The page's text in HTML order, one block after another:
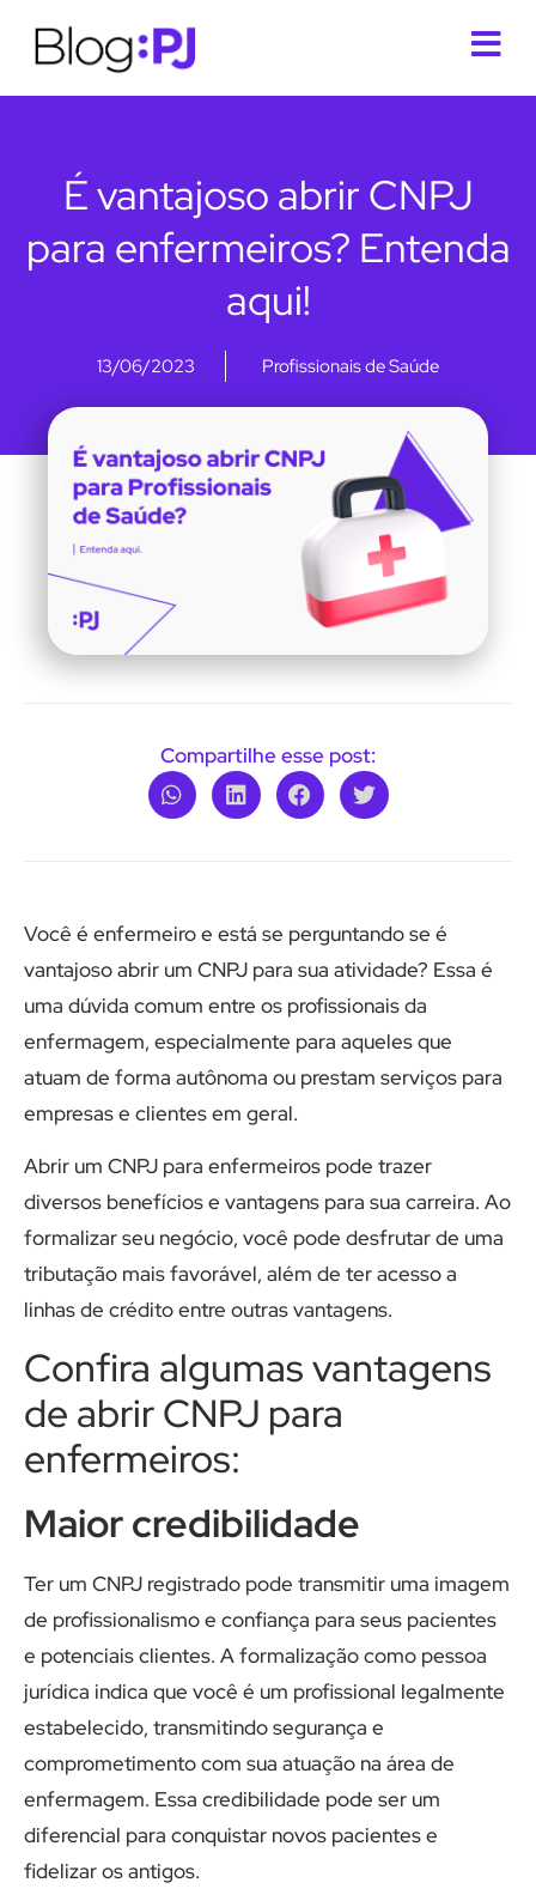
É vantajoso abrir CNPJ
para enfermeiros? Entenda
aqui!
13/06/2023 Profissionais de Saúde
Compartilhe esse post:
Você é enfermeiro e está se perguntando se é
vantajoso abrir um CNPJ para sua atividade? Essa é
uma dúvida comum entre os profissionais da
enfermagem, especialmente para aqueles que
atuam de forma autônoma ou prestam serviços para
empresas e clientes em geral.
Abrir um CNPJ para enfermeiros pode trazer
diversos benefícios e vantagens para sua carreira. Ao
formalizar seu negócio, você pode desfrutar de uma
tributação mais favorável, além de ter acesso a
linhas de crédito entre outras vantagens.
Confira algumas vantagens
de abrir CNPJ para
enfermeiros:
Maior credibilidade
Ter um CNPJ registrado pode transmitir uma imagem
de profissionalismo e confiança para seus pacientes
e potenciais clientes. A formalização como pessoa
jurídica indica que você é um profissional legalmente
estabelecido, transmitindo segurança e
comprometimento com sua atuação na área de
enfermagem. Essa credibilidade pode ser um
diferencial para conquistar novos pacientes e
fidelizar os antigos.